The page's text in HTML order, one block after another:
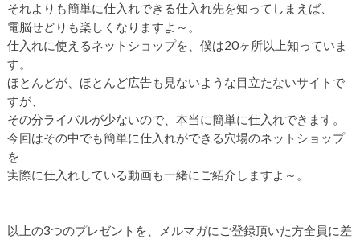
それよりも簡単に仕入れできる仕入れ先を知ってしまえば、
電脳せどりも楽しくなりますよ～。
仕入れに使えるネットショップを、僕は20ヶ所以上知っていま
す。
ほとんどが、ほとんど広告も見ないような目立たないサイトで
すが、
その分ライバルが少ないので、本当に簡単に仕入れできます。
今回はその中でも簡単に仕入れができる穴場のネットショップ
を
実際に仕入れしている動画も一緒にご紹介しますよ～。
以上の3つのプレゼントを、メルマガにご登録頂いた方全員に差